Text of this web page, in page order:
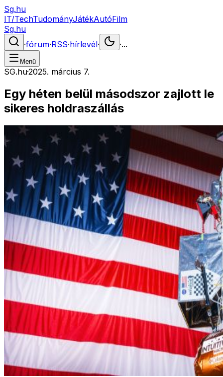
Sg.hu
IT/TechTudományJátékAutóFilm
Sg.hu
·fórum·RSS·hírlevél· ·...
Menü
SG.hu·2025. március 7.
Egy héten belül másodszor zajlott le
sikeres holdraszállás